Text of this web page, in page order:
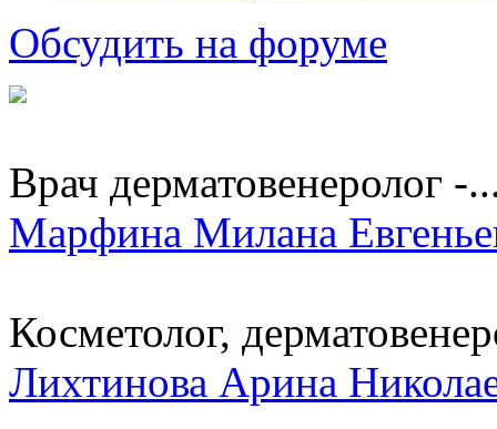
Обсудить на форуме
Врач дерматовенеролог -
Марфина Милана
Косметолог,
Лихтинова Арина